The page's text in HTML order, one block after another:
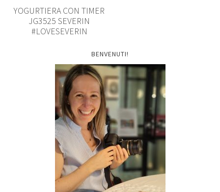
YOGURTIERA CON TIMER
JG3525 SEVERIN
#LOVESEVERIN
BENVENUTI!